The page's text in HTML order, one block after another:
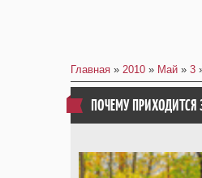
Главная » 2010 » Май » 3
ПОЧЕМУ